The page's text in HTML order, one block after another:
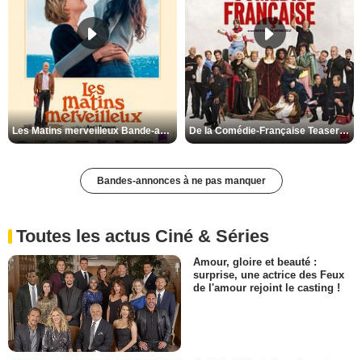
Les Matins merveilleux Bande-annonce VF De la Comédie-Française Teaser VF
Bandes-annonces à ne pas manquer
Toutes les actus Ciné & Séries
Amour, gloire et beauté :
surprise, une actrice des Feux
de l'amour rejoint le casting !